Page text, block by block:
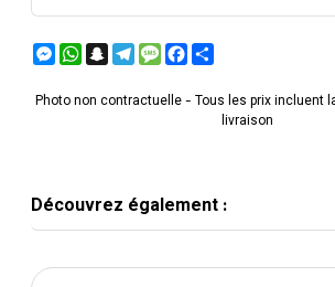
Messenger
WhatsApp
Snapchat
Telegram
MessageFacebook
Photo non contractuelle - Tous les prix incluent
livraison
Découvrez également :